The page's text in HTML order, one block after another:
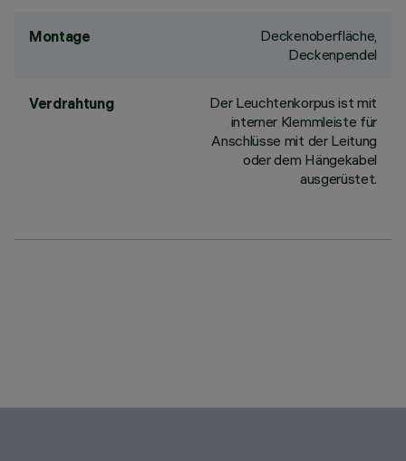
Montage
Deckenoberfläche,
Deckenpendel
Verdrahtung
Der Leuchtenkorpus ist mit
interner Klemmleiste für
Anschlüsse mit der Leitung
oder dem Hängekabel
ausgerüstet.